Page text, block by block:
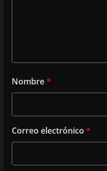
Nombre*
Correo electrónico *